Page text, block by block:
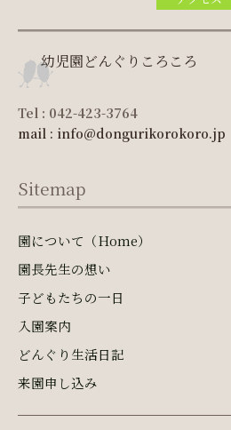
幼児園どんぐりころころ
Tel : 042-423-3764
mail : info@dongurikorokoro.jp
Sitemap
園について（Home）
園長先生の想い
子どもたちの一日
入園案内
どんぐり生活日記
来園申し込み